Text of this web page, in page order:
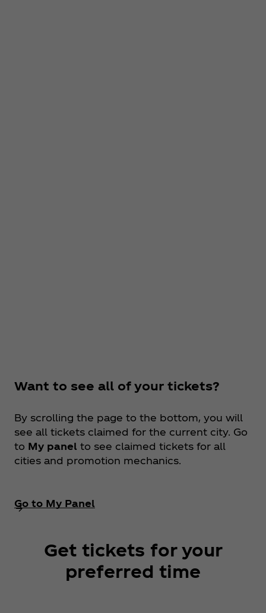
Want to see all of your tickets?
By scrolling the page to the bottom, you will
see all tickets claimed for the current city. Go
to My panel to see claimed tickets for all
cities and promotion mechanics.
Go to My Panel
Get tickets for your
preferred time